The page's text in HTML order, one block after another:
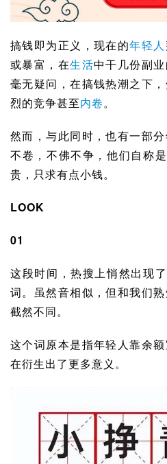
搞钱即为正义，现在的年轻人
或暴富，在生活中干几份副
毫无疑问，在搞钱热潮之下
烈的竞争甚至内卷。
然而，与此同时，也有一部
不卷，不佛不争，他们自称
贵，只求有点小钱。
LOOK
01
这段时间，热搜上悄然出现
词。虽然音相似，但和我们
截然不同。
这个词原本是指年轻人靠余
在衍生出了更多意义。